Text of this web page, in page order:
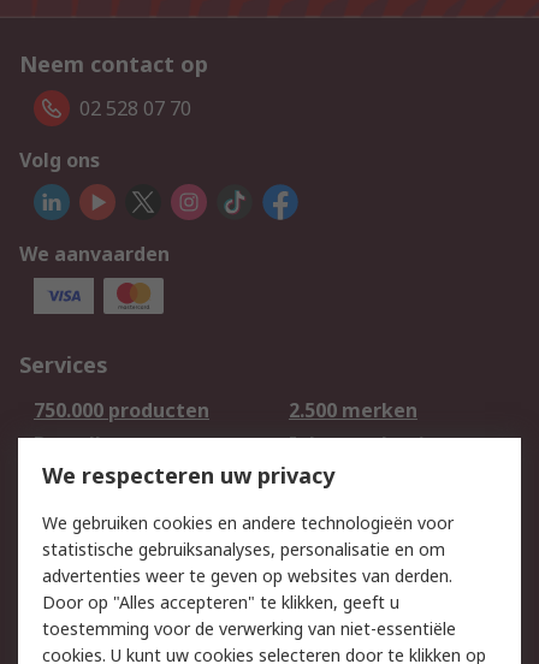
Neem contact op
02 528 07 70
Volg ons
We aanvaarden
Services
750.000 producten
2.500 merken
Bestellen
Inkoopoplossingen
Retouren
Technisch advies
Track & Trace
Wettelijk
Cookiebeleid
Email veiligheid
Privacybeleid -
Websitevoorwaarden
We respecteren uw privacy
We gebruiken cookies en andere technologieën voor
statistische gebruiksanalyses, personalisatie en om
advertenties weer te geven op websites van derden.
Door op "Alles accepteren" te klikken, geeft u
toestemming voor de verwerking van niet-essentiële
cookies. U kunt uw cookies selecteren door te klikken op